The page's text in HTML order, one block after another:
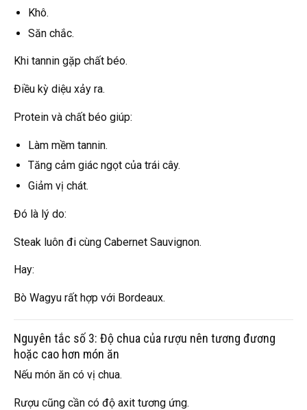
Khô.
Săn chắc.
Khi tannin gặp chất béo.
Điều kỳ diệu xảy ra.
Protein và chất béo giúp:
Làm mềm tannin.
Tăng cảm giác ngọt của trái cây.
Giảm vị chát.
Đó là lý do:
Steak luôn đi cùng Cabernet Sauvignon.
Hay:
Bò Wagyu rất hợp với Bordeaux.
Nguyên tắc số 3: Độ chua của rượu nên tương đương
hoặc cao hơn món ăn
Nếu món ăn có vị chua.
Rượu cũng cần có độ axit tương ứng.